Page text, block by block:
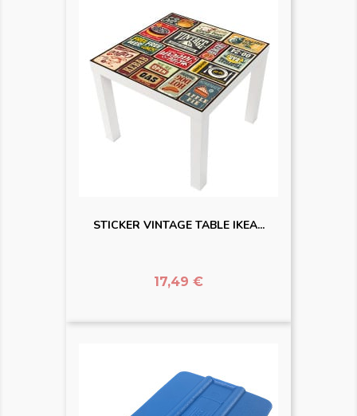
STICKER VINTAGE TABLE IKEA...
Prix
17,49 €